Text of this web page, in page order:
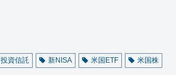
投資信託 新NISA 米国ETF
米国株